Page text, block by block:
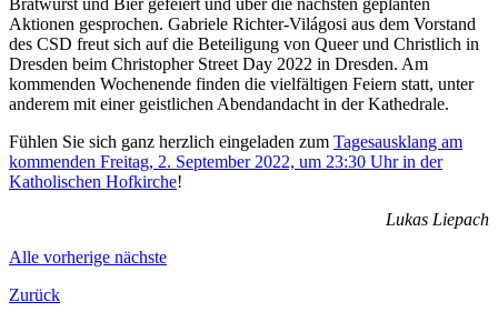
Bratwurst und Bier gefeiert und über die nächsten geplanten
Aktionen gesprochen. Gabriele Richter-Világosi aus dem Vorstand
des CSD freut sich auf die Beteiligung von Queer und Christlich in
Dresden beim Christopher Street Day 2022 in Dresden. Am
kommenden Wochenende finden die vielfältigen Feiern statt, unter
anderem mit einer geistlichen Abendandacht in der Kathedrale.
Fühlen Sie sich ganz herzlich eingeladen zum Tagesausklang am
kommenden Freitag, 2. September 2022, um 23:30 Uhr in der
Katholischen Hofkirche!
Lukas Liepach
Alle vorherige nächste
Zurück